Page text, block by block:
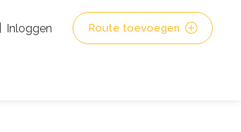
Inloggen Route toevoegen